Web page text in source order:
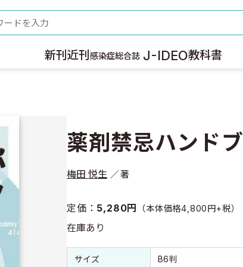
新刊 近刊 感染症総合誌 J-IDEO教科書
薬剤禁忌ハンド
梅田 悦生 著
定価： 5,280円 （本体価格4,800円+税）
在庫あり
書誌情報
書誌情報
サイズ B6判